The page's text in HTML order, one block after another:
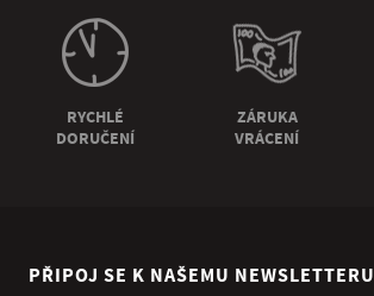
RYCHLÉ
DORUČENÍ
ZÁRUKA
VRÁCENÍ
PŘIPOJ SE K NAŠEMU NEWSLETTERU